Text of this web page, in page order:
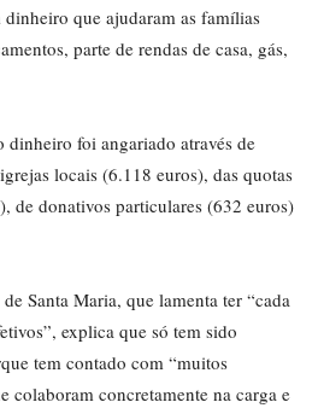
que ajudaram as famílias
parte de rendas de casa, gás,
dinheiro foi angariado através de
locais (6.118 euros), das quotas
de donativos particulares (632 euros)
Santa Maria, que lamenta ter “cada
explica que só tem sido
tem contado com “muitos
colaboram concretamente na carga e